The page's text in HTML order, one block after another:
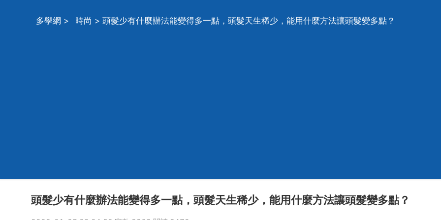
多學網 > 時尚 > 頭髮少有什麼辦法能變得多一點，頭髮天生稀少，能用什麼方法讓頭髮變多點？
頭髮少有什麼辦法能變得多一點，頭髮天生稀少，能用什麼方法讓頭髮變多點？